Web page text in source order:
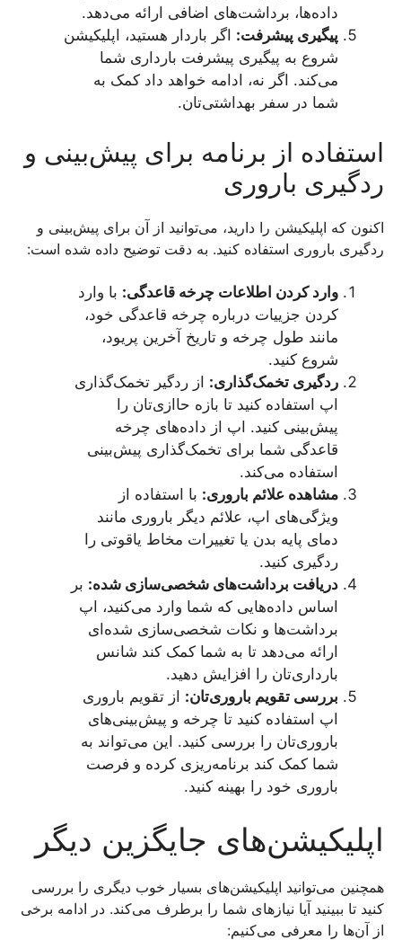
داده‌ها، برداشت‌های اضافی ارائه می‌دهد.
پیگیری پیشرفت: اگر باردار هستید، اپلیکیشن
شروع به پیگیری پیشرفت بارداری شما
می‌کند. اگر نه، ادامه خواهد داد کمک به
شما در سفر بهداشتی‌تان.
استفاده از برنامه برای پیش‌بینی و
ردگیری باروری
اکنون که اپلیکیشن را دارید، می‌توانید از آن برای پیش‌بینی و
ردگیری باروری استفاده کنید. به دقت توضیح داده شده است:
وارد کردن اطلاعات چرخه قاعدگی: با وارد
کردن جزییات درباره چرخه قاعدگی خود،
مانند طول چرخه و تاریخ آخرین پریود،
شروع کنید.
ردگیری تخمک‌گذاری: از ردگیر تخمک‌گذاری
اپ استفاده کنید تا بازه حاازی‌تان را
پیش‌بینی کنید. اپ از داده‌های چرخه
قاعدگی شما برای تخمک‌گذاری پیش‌بینی
استفاده می‌کند.
مشاهده علائم باروری: با استفاده از
ویژگی‌های اپ، علائم دیگر باروری مانند
دمای پایه بدن یا تغییرات مخاط یاقوتی را
ردگیری کنید.
دریافت برداشت‌های شخصی‌سازی شده: بر
اساس داده‌هایی که شما وارد می‌کنید، اپ
برداشت‌ها و نکات شخصی‌سازی شده‌ای
ارائه می‌دهد تا به شما کمک کند شانس
بارداری‌تان را افزایش دهید.
بررسی تقویم باروری‌تان: از تقویم باروری
اپ استفاده کنید تا چرخه و پیش‌بینی‌های
باروری‌تان را بررسی کنید. این می‌تواند به
شما کمک کند برنامه‌ریزی کرده و فرصت
باروری خود را بهینه کنید.
اپلیکیشن‌های جایگزین دیگر
همچنین می‌توانید اپلیکیشن‌های بسیار خوب دیگری را بررسی
کنید تا ببینید آیا نیازهای شما را برطرف می‌کند. در ادامه برخی
از آن‌ها را معرفی می‌کنیم: